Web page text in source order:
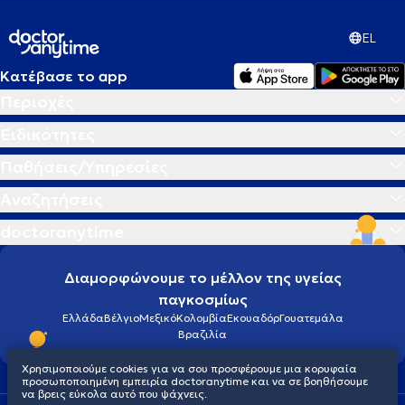
EL
Κατέβασε το app
Διαμορφώνουμε το μέλλον της υγείας
παγκοσμίως
ΕλλάδαΒέλγιοΜεξικόΚολομβίαΕκουαδόρΓουατεμάλα
Βραζιλία
Χρησιμοποιούμε cookies για να σου προσφέρουμε μια κορυφαία
προσωποποιημένη εμπειρία doctoranytime και να σε βοηθήσουμε
να βρεις εύκολα αυτό που ψάχνεις.